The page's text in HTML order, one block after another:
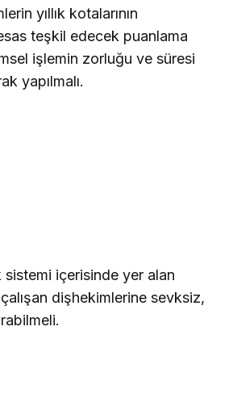
yıllık kotalarının
teşkil edecek puanlama
işlemin zorluğu ve süresi
yapılmalı.
içerisinde yer alan
dişhekimlerine sevksiz,